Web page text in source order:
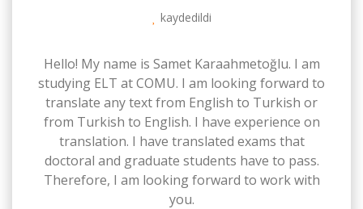
kaydedildi
Hello! My name is Samet Karaahmetoğlu. I am
studying ELT at COMU. I am looking forward to
translate any text from English to Turkish or
from Turkish to English. I have experience on
translation. I have translated exams that
doctoral and graduate students have to pass.
Therefore, I am looking forward to work with
you.